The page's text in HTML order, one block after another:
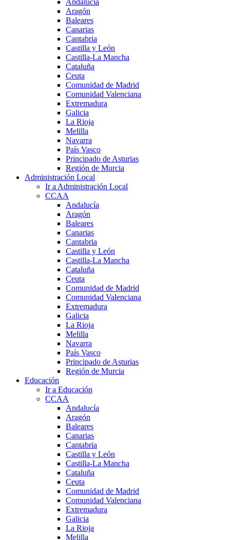
Aragón
Baleares
Canarias
Cantabria
Castilla y León
Castilla-La Mancha
Cataluña
Ceuta
Comunidad de Madrid
Comunidad Valenciana
Extremadura
Galicia
La Rioja
Melilla
Navarra
País Vasco
Principado de Asturias
Región de Murcia
Administración Local
Ir a Administración Local
CCAA
Andalucía
Aragón
Baleares
Canarias
Cantabria
Castilla y León
Castilla-La Mancha
Cataluña
Ceuta
Comunidad de Madrid
Comunidad Valenciana
Extremadura
Galicia
La Rioja
Melilla
Navarra
País Vasco
Principado de Asturias
Región de Murcia
Educación
Ir a Educación
CCAA
Andalucía
Aragón
Baleares
Canarias
Cantabria
Castilla y León
Castilla-La Mancha
Cataluña
Ceuta
Comunidad de Madrid
Comunidad Valenciana
Extremadura
Galicia
La Rioja
Melilla